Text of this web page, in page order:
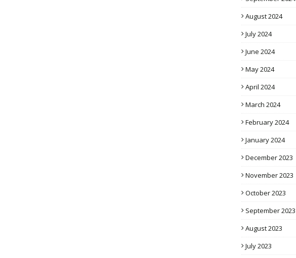
August 2024
July 2024
June 2024
May 2024
April 2024
March 2024
February 2024
January 2024
December 2023
November 2023
October 2023
September 2023
August 2023
July 2023